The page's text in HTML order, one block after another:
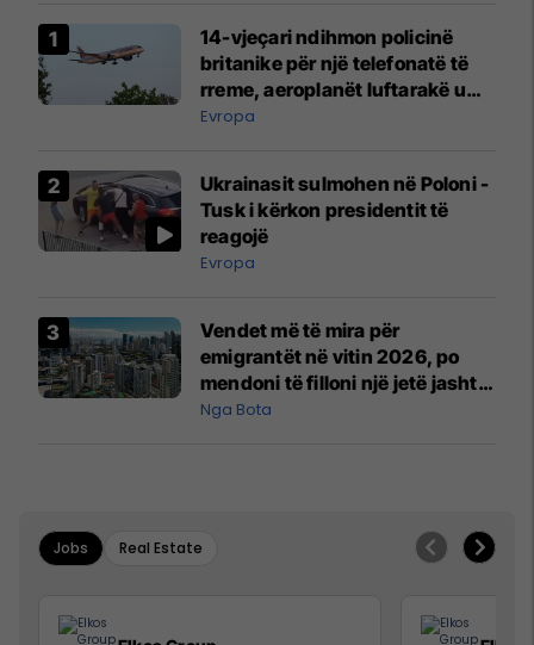
14-vjeçari ndihmon policinë
britanike për një telefonatë të
rreme, aeroplanët luftarakë u
ngritën në ajër për të
Mançesterit
Evropa
Ukrainasit sulmohen në Poloni -
Tusk i kërkon presidentit të
reagojë
Evropa
Vendet më të mira për
emigrantët në vitin 2026, po
mendoni të filloni një jetë jashtë
vendit?
Nga Bota
Jobs Real Estate